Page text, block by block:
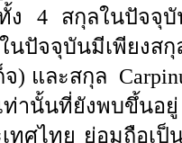
ง 4 สกุลในปัจจุบั
นปัจจุบันมีเพียงส
จ) และสกุล
ท่านั้นที่ยังพบขึ้น
ทศไทย ย่อมถือเป็